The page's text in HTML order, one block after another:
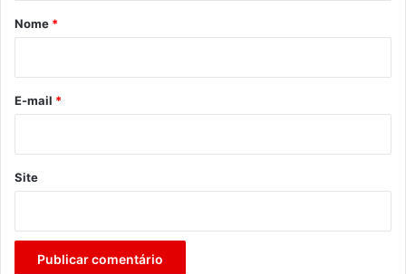
r
*
Nome *
E-mail *
Site